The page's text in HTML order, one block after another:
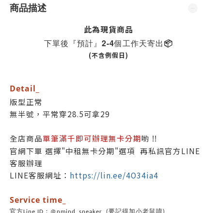
商品描述
此為現貨商品
下單後『預計』2-4個工作天寄出📦
(不含例假日)
Detail_
版型正常
無半號，平常穿28.5可拿29
全店商品單筆滿千即可辦理無卡分期喲 !!
官網下單 選擇"中租無卡分期"選項 再私訊官方LINE
客服辦理
LINE客服網址： https://lin.ee/4O34ia4
Service time_